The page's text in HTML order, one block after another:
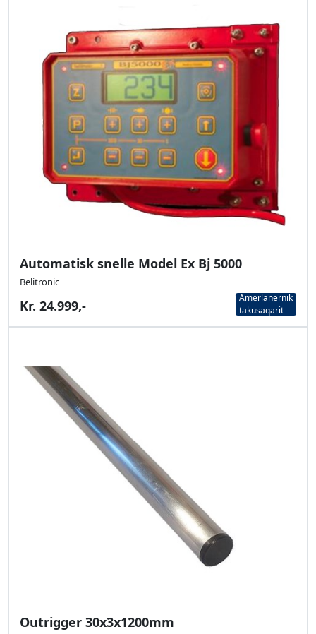
Automatisk snelle Model Ex Bj 5000
Belitronic
Kr. 24.999,-
Amerlanernik
takusaqarit
Outrigger 30x3x1200mm